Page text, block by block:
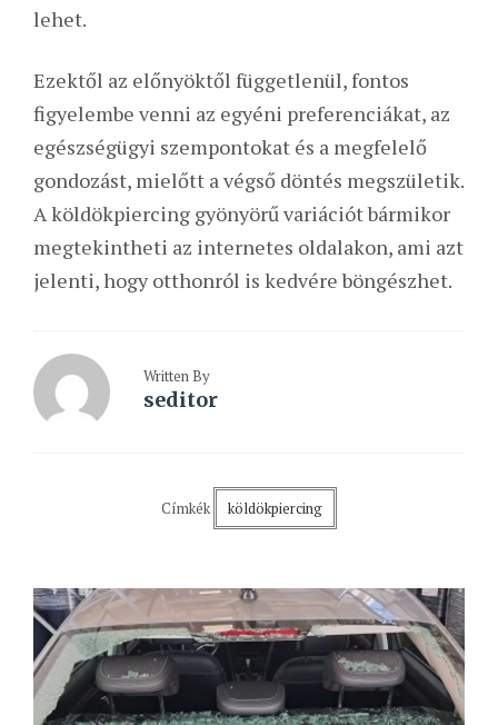
lehet.
Ezektől az előnyöktől függetlenül, fontos
figyelembe venni az egyéni preferenciákat, az
egészségügyi szempontokat és a megfelelő
gondozást, mielőtt a végső döntés megszületik.
A köldökpiercing gyönyörű variációt bármikor
megtekintheti az internetes oldalakon, ami azt
jelenti, hogy otthonról is kedvére böngészhet.
Written By
seditor
Címkék köldökpiercing